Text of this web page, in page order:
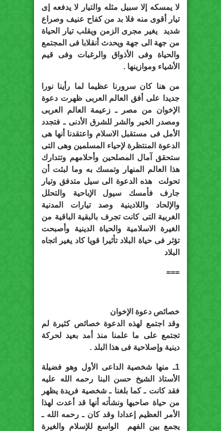
لا يمسكه إلا سبيل مثله والتيار لا يدفعه إى
تيار أقوى منه فلا بد من كفاح عنيف وصراع
شديد يغير مجرى الزمن ويقلب تيار الحياة
من جهة الى جهة ويحدث أنقلابا فى المجتمع
والحياة وفى الأذواق والرغبات وفى قيم
الأشياء وموازينها .
من هنا كان سرورنا عظيما لما رأينا نورا
جديدا على أفق العالم العربى ظهرت دعوة
الإخوان من مصر ـ زعيمة العالم العربى
ومصدر الخير والشر للشرق الأدنى ـ فتجدد
الأمل فى مستقبل الاسلام واعتقدنا أنها هى
الدعوة المنتظرة لإحياء المسلمين وهى التى
ستحقق آمال المصلحين وأحلامهم وتتدارك
هذا العالم المنهار وتمسك به وما لبثت أن
تحولت هذه الدعوة الى سيل متدفق وتيار
جارف فأمسك سيول الإباحية والتحلل
والإلحاد واللادينية وصد تيارات المدنية
الغربية التى كانت تجرف بالبقية الباقية من
الغيرة الاسلامية والحياة الدينية وأصبحت
تؤثر فى حياة البلاد تأثيرا قويا كاد يغير اتجاه
البلاد
===
خصائص دعوة الإخوان
وقد اجتمع لهذه الدعوة خصائص كثيرة لم
تجتمع على ما علمنا منذ أمد بعيد لحركة
دينية وإصلاحية فى هذا البلد .
1ـ منها شخصية الداعى الأول وهو فضيلة
الأستاذ الشيخ حسن البنا رحمه الله عليه
فقد كانت ـ كما بلغنا ـ شخصية فريدة يظهر
من حياة صاحبها ونشأته أنها قد أعدت لهذا
الأمر العظيم إعدادا وقد كان ـ رحمه الله ـ
يجمع بين الفهم الواسع للإسلام والغيرة